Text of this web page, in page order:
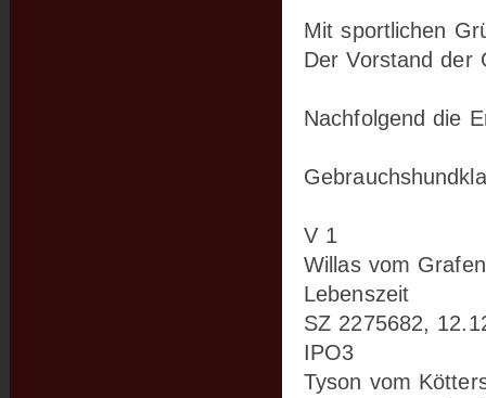
Mit sportlichen
Der Vorstand der
Nachfolgend die
V 1
Willas vom
Lebenszeit
SZ 2275682,
IPO3
Tyson vom